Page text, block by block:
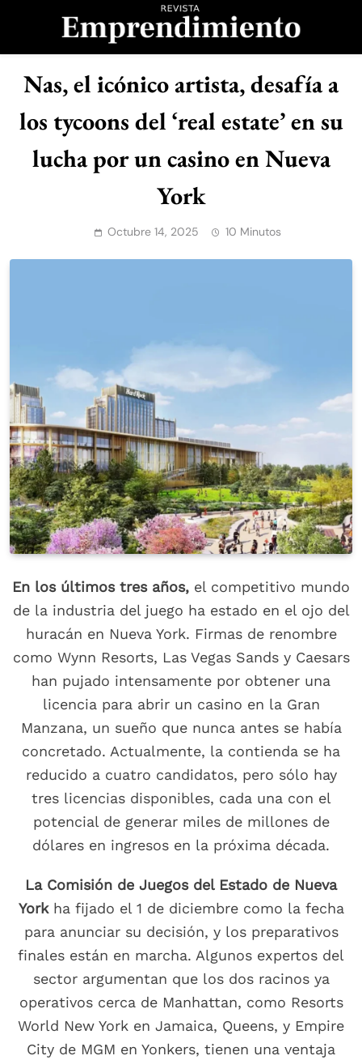
Revista
Emprendimiento
Nas, el icónico artista, desafía a
los tycoons del ‘real estate’ en su
lucha por un casino en Nueva
York
Octubre 14, 2025 10 Minutos
En los últimos tres años, el competitivo mundo
de la industria del juego ha estado en el ojo del
huracán en Nueva York. Firmas de renombre
como Wynn Resorts, Las Vegas Sands y Caesars
han pujado intensamente por obtener una
licencia para abrir un casino en la Gran
Manzana, un sueño que nunca antes se había
concretado. Actualmente, la contienda se ha
reducido a cuatro candidatos, pero sólo hay
tres licencias disponibles, cada una con el
potencial de generar miles de millones de
dólares en ingresos en la próxima década.
La Comisión de Juegos del Estado de Nueva
Yorkha fijado el 1 de diciembre como la fecha
para anunciar su decisión, y los preparativos
finales están en marcha. Algunos expertos del
sector argumentan que los dos racinos ya
operativos cerca de Manhattan, como Resorts
World New York en Jamaica, Queens, y Empire
City de MGM en Yonkers, tienen una ventaja